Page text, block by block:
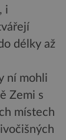
i
délky až
ní mohli
Zemi s
místech